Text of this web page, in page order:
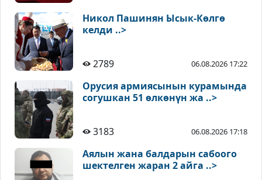
Никол Пашинян Ысык-Көлгө
келди ..>
2789 06.08.2026 17:22
Орусия армиясынын курамында
согушкан 51 өлкөнүн жа ..>
3183 06.08.2026 17:18
Аялын жана балдарын сабоого
шектелген жаран 2 айга ..>